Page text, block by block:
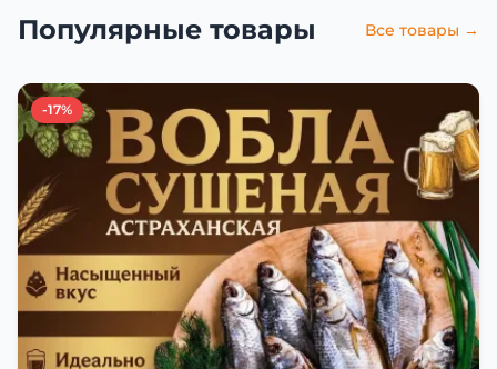
Популярные товары Все товары →
-17%